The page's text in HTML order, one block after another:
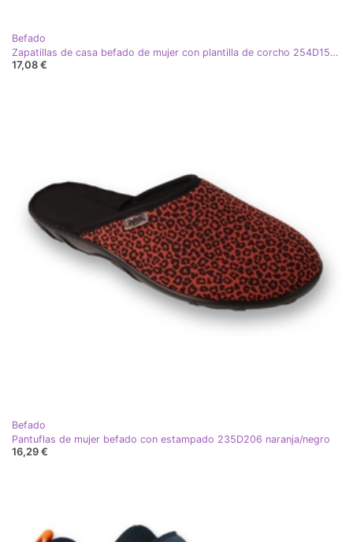
Befado
Zapatillas de casa befado de mujer con plantilla de corcho 254D157 naranja
17,08 €
Befado
Pantuflas de mujer befado con estampado 235D206 naranja/negro
16,29 €